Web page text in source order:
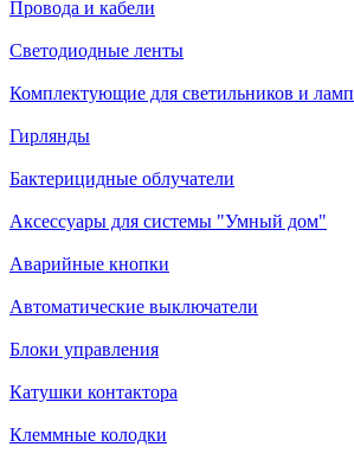
Провода и кабели
Светодиодные ленты
Комплектующие для светильников и ламп
Гирлянды
Бактерицидные облучатели
Аксессуары для системы "Умный дом"
Аварийные кнопки
Автоматические выключатели
Блоки управления
Катушки контактора
Клеммные колодки